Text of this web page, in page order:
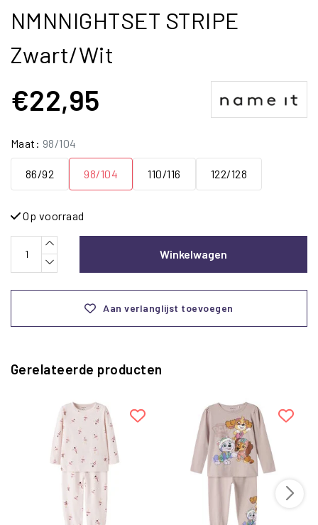
NMNNIGHTSET STRIPE
Zwart/Wit
€22,95
Maat: 98/104
86/92 98/104 110/116 122/128
Op voorraad
Winkelwagen
Aan verlanglijst toevoegen
Gerelateerde producten